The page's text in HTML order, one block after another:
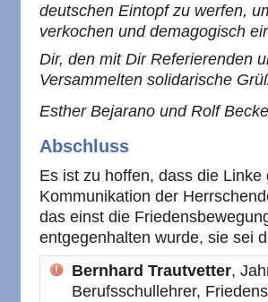
deutschen Eintopf zu werfen,
verkochen und demagogisch
Dir, den mit Dir Referierenden
Versammelten solidarische
Esther Bejarano und Rolf
Abschluss
Es ist zu hoffen, dass die
Kommunikation der
das einst die
entgegenhalten wurde, sie sei
Bernhard Trautvetter,
Berufsschullehrer,